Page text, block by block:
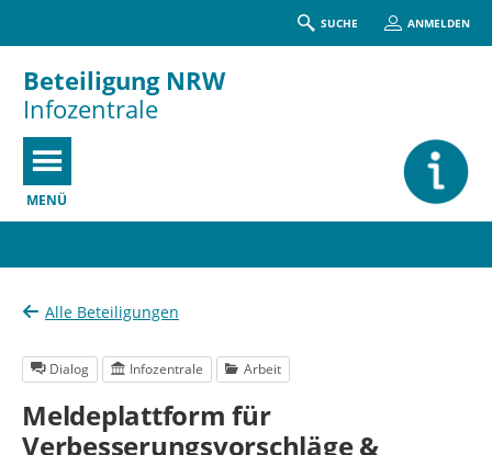
SUCHE ANMELDEN
Beteiligung NRW
Infozentrale
MENÜ
Alle Beteiligungen
Dialog Infozentrale Arbeit
Meldeplattform für
Verbesserungsvorschläge &